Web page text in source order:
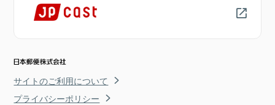
サイトのご利用について
プライバシーポリシー